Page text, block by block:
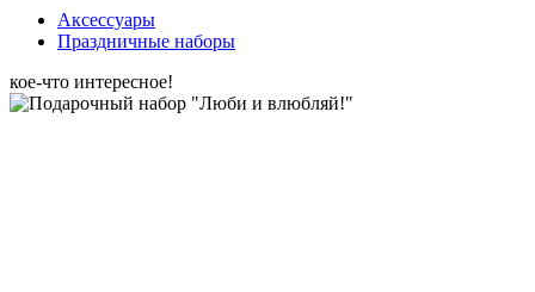
Аксессуары
Праздничные наборы
кое-что интересное!